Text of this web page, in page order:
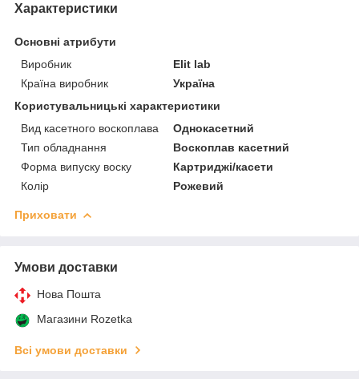
Характеристики
Основні атрибути
Виробник
Elit lab
Країна виробник
Україна
Користувальницькі характеристики
Вид касетного воскоплава
Однокасетний
Тип обладнання
Воскоплав касетний
Форма випуску воску
Картриджі/касети
Колір
Рожевий
Приховати
Умови доставки
Нова Пошта
Магазини Rozetka
Всі умови доставки